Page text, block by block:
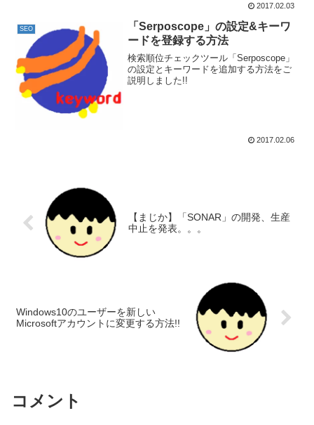
2017.02.03
SEO
「Serposcope」の設定&キーワ
ードを登録する方法
検索順位チェックツール「Serposcope」
の設定とキーワードを追加する方法をご
説明しました!!
2017.02.06
【まじか】「SONAR」の開発、生産
中止を発表。。。
Windows10のユーザーを新しい
Microsoftアカウントに変更する方法!!
コメント